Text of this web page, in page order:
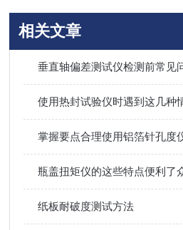
相关文章
垂直轴偏差测试仪检测前常见
使用热封试验仪时遇到这几种
掌握要点合理使用铝箔针孔度
瓶盖扭矩仪的这些特点便利了
纸板耐破度测试方法